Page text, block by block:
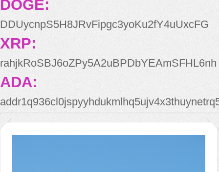
DOGE:
DDUycnpS5H8JRvFipgc3yoKu2fY4uUxcFG
XRP:
rahjkRoSBJ6oZPy5A2uBPDbYEAmSFHL6nh
ADA: